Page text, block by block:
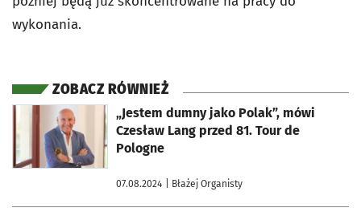
wykonania.
ZOBACZ RÓWNIEŻ
„Jestem dumny jako Polak”, mówi
Czesław Lang przed 81. Tour de
Pologne
07.08.2024 | Błażej Organisty
otworzy się w nowej karcie